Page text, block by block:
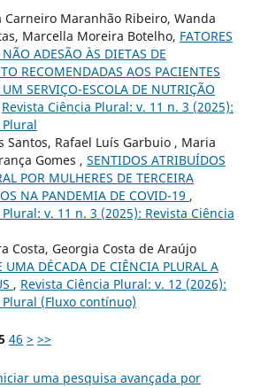
Maranhão Ribeiro, Wanda
Marcella Moreira Botelho, FATORES
ADESÃO ÀS DIETAS DE
RECOMENDADAS AOS PACIENTES
SERVIÇO-ESCOLA DE NUTRIÇÃO
Revista Ciência Plural: v. 11 n. 3 (2025):
Plural
Santos, Rafael Luís Garbuio , Maria
Gomes , SENTIDOS ATRIBUÍDOS
POR MULHERES DE TERCEIRA
NA PANDEMIA DE COVID-19 ,
v. 11 n. 3 (2025): Revista Ciência
Costa, Georgia Costa de Araújo
UMA DÉCADA DE CIÊNCIA PLURAL A
, Revista Ciência Plural: v. 12 (2026):
Plural (Fluxo contínuo)
46 > >>
uma pesquisa avançada por